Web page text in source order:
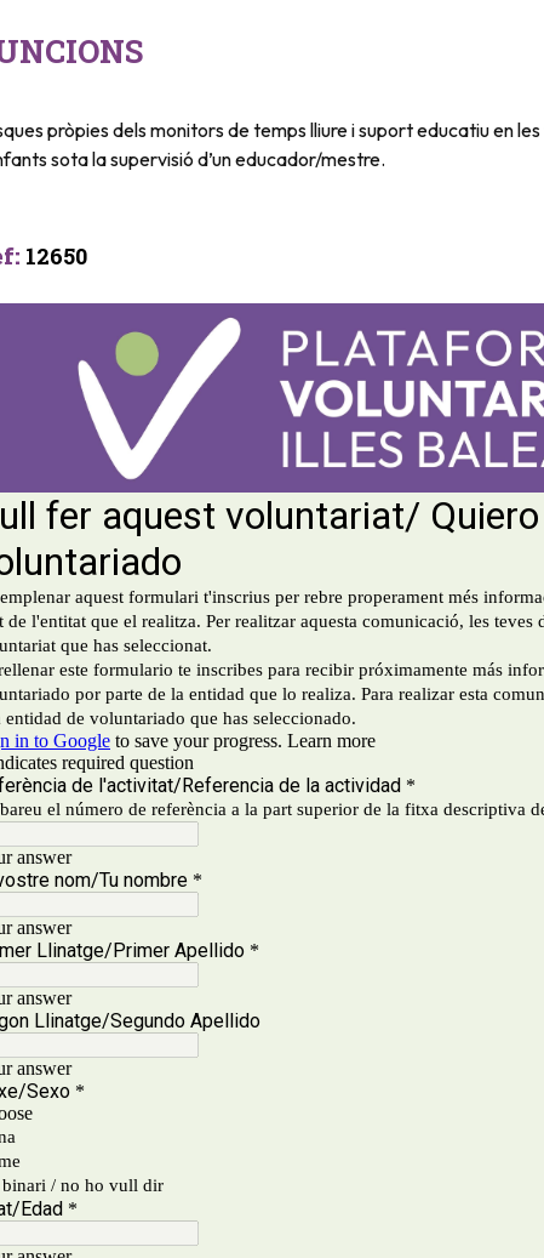
pròpies dels monitors de temps lliure i suport educatiu en
sota la supervisió d’un educador/mestre.
: 12650